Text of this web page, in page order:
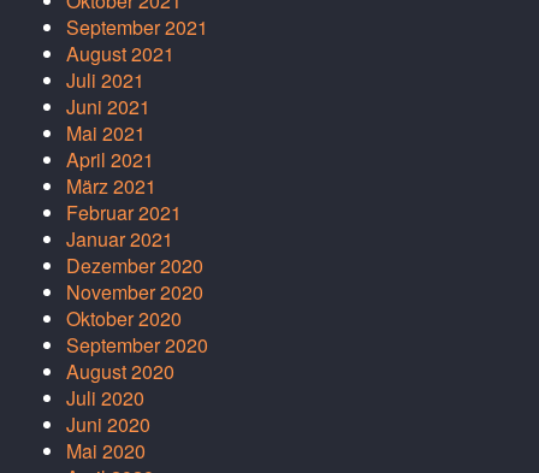
September 2021
August 2021
Juli 2021
Juni 2021
Mai 2021
April 2021
März 2021
Februar 2021
Januar 2021
Dezember 2020
November 2020
Oktober 2020
September 2020
August 2020
Juli 2020
Juni 2020
Mai 2020